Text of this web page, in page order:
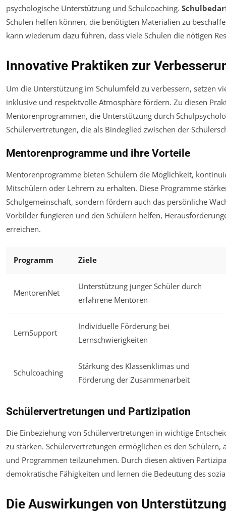
psychologische Unterstützung und Schulcoaching.
Schulen helfen können, die benötigten Materialien zu
kann wiederum dazu führen, dass viele Schulen die nötigen
Innovative Praktiken zur
Um die Unterstützung im Schulumfeld zu verbessern, setzen
inklusive und respektvolle Atmosphäre fördern. Zu diesen
Mentorenprogrammen, die Unterstützung durch
Schülervertretungen, die als Bindeglied zwischen der
Mentorenprogramme und ihre Vorteile
Mentorenprogramme bieten Schülern die Möglichkeit,
Mitschülern oder Lehrern zu erhalten. Diese Programme
Schulgemeinschaft, sondern fördern auch das persönliche
Vorbilder fungieren und den Schülern helfen,
erreichen.
Programm Ziele
MentorenNet
Unterstützung junger Schüler durch
erfahrene Mentoren
LernSupport
Individuelle Förderung bei
Lernschwierigkeiten
Schulcoaching
Stärkung des Klassenklimas und
Förderung der Zusammenarbeit
Schülervertretungen und Partizipation
Die Einbeziehung von Schülervertretungen in wichtige
zu stärken. Schülervertretungen ermöglichen es den
und Programmen teilzunehmen. Durch diesen aktiven
demokratische Fähigkeiten und lernen die Bedeutung des
Die Auswirkungen von